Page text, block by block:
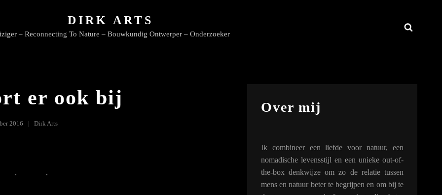
DIRK ARTS
– Reconnecting To Nature – Bouwkundig Ontwerper – Onderzoeker
er ook bij
2016 Dirk Arts
Over mij
Ik combineer een liefde voor natuur, een
nomadische levensstijl en een unieke out-of-
the-box denkwijze om zo de relatie tussen
mens en natuur beter te begrijpen en om bij te